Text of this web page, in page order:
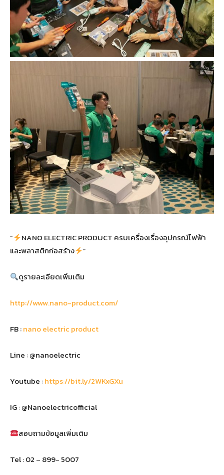
“
NANO ELECTRIC PRODUCT ครบเครื่องเรื่องอุปกรณ์ไฟฟ้า
และพลาสติกก่อสร้าง
”
ดูรายละเอียดเพิ่มเติม
http://www.nano-product.com/
FB :nano electric product
Line : @nanoelectric
Youtube :https://bit.ly/2WKxGXu
IG : @Nanoelectricofficial
สอบถามข้อมูลเพิ่มเติม
Tel : 02 – 899- 5007